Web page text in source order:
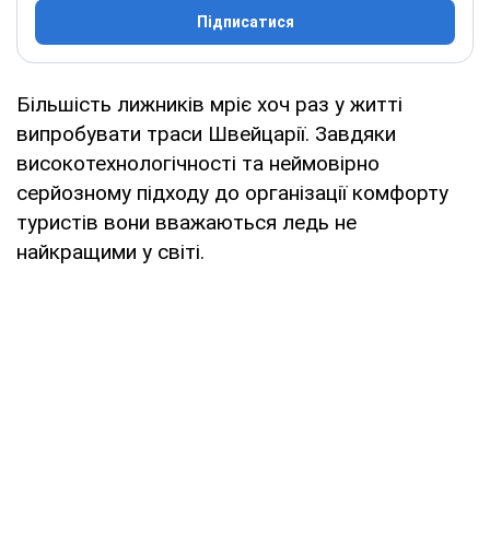
Підписатися
Більшість лижників мріє хоч раз у житті
випробувати траси Швейцарії. Завдяки
високотехнологічності та неймовірно
серйозному підходу до організації комфорту
туристів вони вважаються ледь не
найкращими у світі.